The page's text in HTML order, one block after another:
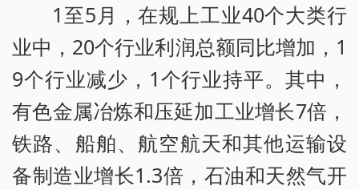
1至5月，在规上工业40个大类行
业中，20个行业利润总额同比增加，1
9个行业减少，1个行业持平。其中，
有色金属冶炼和压延加工业增长7倍，
铁路、船舶、航空航天和其他运输设
备制造业增长1.3倍，石油和天然气开